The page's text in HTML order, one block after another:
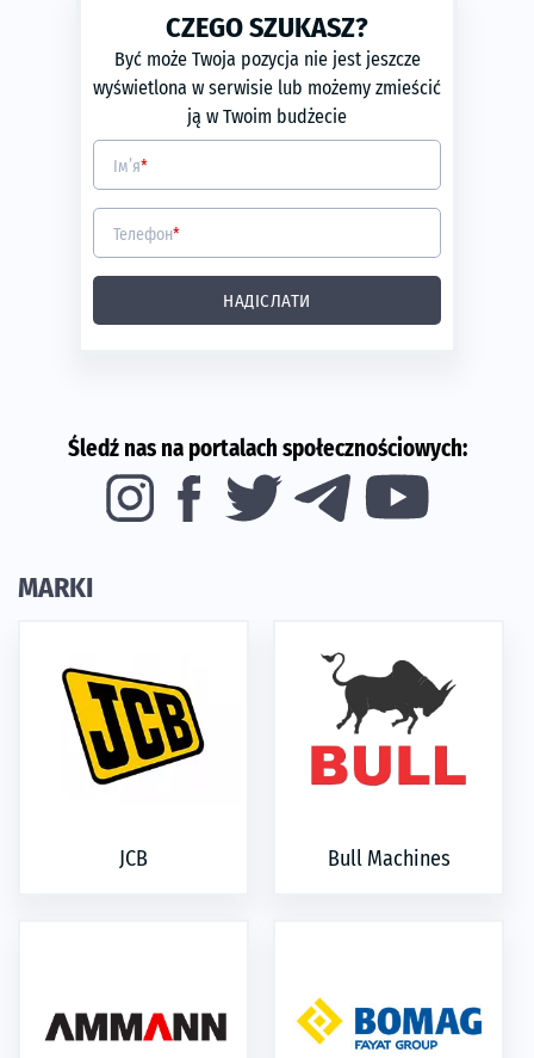
Rok produkcji:2010
Pojemność silnika:3.7
Moc silnika (kW):68
CZEGO SZUKASZ?
Być może Twoja pozycja nie jest jeszcze
wyświetlona w serwisie lub możemy zmieścić
ją w Twoim budżecie
Ім’я*
Телефон*
НАДІСЛАТИ
Śledź nas na portalach społecznościowych:
MARKI
JCB Bull Machines